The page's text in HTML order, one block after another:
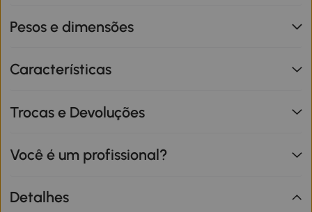
Pesos e dimensões
Características
Trocas e Devoluções
Você é um profissional?
Detalhes